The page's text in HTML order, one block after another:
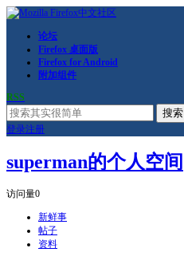
论坛
Firefox 桌面版
Firefox for Android
附加组件
RSS
搜索
登录注册
superman的个人空间
访问量0
新鲜事
帖子
资料